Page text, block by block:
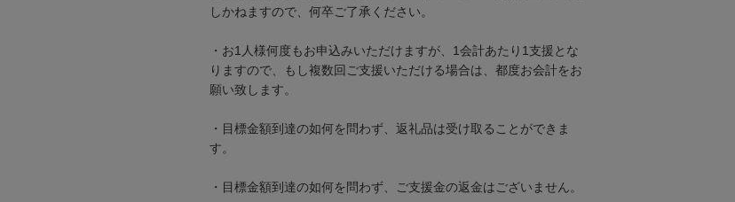
しかねますので、何卒ご了承ください。
・お1人様何度もお申込みいただけますが、1会計あたり1支援とな
りますので、もし複数回ご支援いただける場合は、都度お会計をお
願い致します。
・目標金額到達の如何を問わず、返礼品は受け取ることができま
す。
・目標金額到達の如何を問わず、ご支援金の返金はございません。